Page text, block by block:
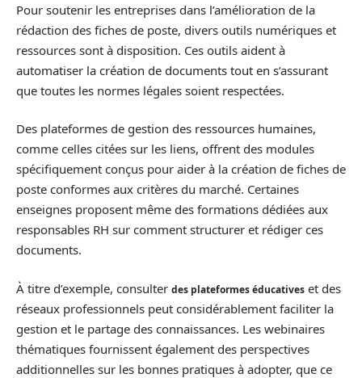
Pour soutenir les entreprises dans l’amélioration de la
rédaction des fiches de poste, divers outils numériques et
ressources sont à disposition. Ces outils aident à
automatiser la création de documents tout en s’assurant
que toutes les normes légales soient respectées.
Des plateformes de gestion des ressources humaines,
comme celles citées sur les liens, offrent des modules
spécifiquement conçus pour aider à la création de fiches de
poste conformes aux critères du marché. Certaines
enseignes proposent même des formations dédiées aux
responsables RH sur comment structurer et rédiger ces
documents.
À titre d’exemple, consulter des plateformes éducatives et des
réseaux professionnels peut considérablement faciliter la
gestion et le partage des connaissances. Les webinaires
thématiques fournissent également des perspectives
additionnelles sur les bonnes pratiques à adopter, que ce